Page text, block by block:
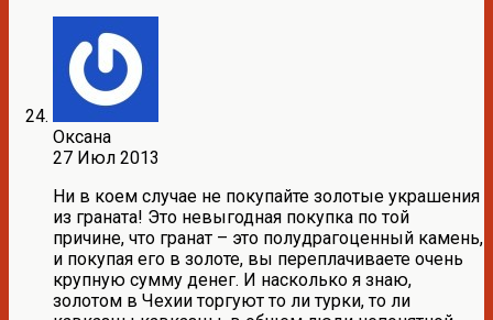
Оксана
27 Июл 2013
Ни в коем случае не покупайте золотые украшения
из граната! Это невыгодная покупка по той
причине, что гранат – это полудрагоценный камень,
и покупая его в золоте, вы переплачиваете очень
крупную сумму денег. И насколько я знаю,
золотом в Чехии торгуют то ли турки, то ли